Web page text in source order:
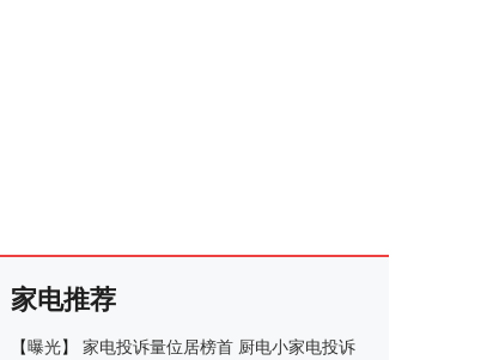
家电推荐
【曝光】
家电投诉量位居榜首 厨电小家电投诉